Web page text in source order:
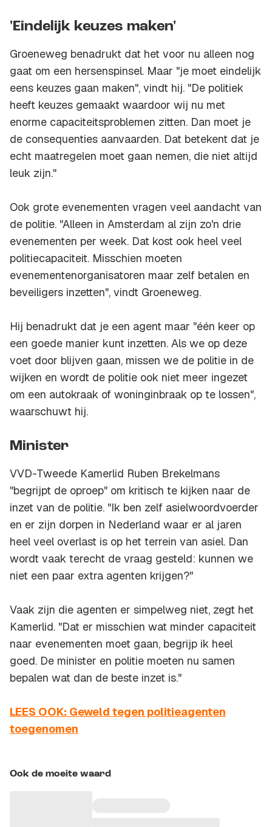
'Eindelijk keuzes maken'
Groeneweg benadrukt dat het voor nu alleen nog
gaat om een hersenspinsel. Maar "je moet eindelijk
eens keuzes gaan maken", vindt hij. "De politiek
heeft keuzes gemaakt waardoor wij nu met
enorme capaciteitsproblemen zitten. Dan moet je
de consequenties aanvaarden. Dat betekent dat je
echt maatregelen moet gaan nemen, die niet altijd
leuk zijn."
Ook grote evenementen vragen veel aandacht van
de politie. "Alleen in Amsterdam al zijn zo'n drie
evenementen per week. Dat kost ook heel veel
politiecapaciteit. Misschien moeten
evenementenorganisatoren maar zelf betalen en
beveiligers inzetten", vindt Groeneweg.
Hij benadrukt dat je een agent maar "één keer op
een goede manier kunt inzetten. Als we op deze
voet door blijven gaan, missen we de politie in de
wijken en wordt de politie ook niet meer ingezet
om een autokraak of woninginbraak op te lossen",
waarschuwt hij.
Minister
VVD-Tweede Kamerlid Ruben Brekelmans
"begrijpt de oproep" om kritisch te kijken naar de
inzet van de politie. "Ik ben zelf asielwoordvoerder
en er zijn dorpen in Nederland waar er al jaren
heel veel overlast is op het terrein van asiel. Dan
wordt vaak terecht de vraag gesteld: kunnen we
niet een paar extra agenten krijgen?"
Vaak zijn die agenten er simpelweg niet, zegt het
Kamerlid. "Dat er misschien wat minder capaciteit
naar evenementen moet gaan, begrijp ik heel
goed. De minister en politie moeten nu samen
bepalen wat dan de beste inzet is."
LEES OOK: Geweld tegen politieagenten
toegenomen
Ook de moeite waard